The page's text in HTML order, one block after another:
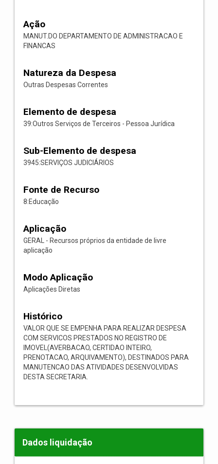
Ação
MANUT.DO DEPARTAMENTO DE ADMINISTRACAO E
FINANCAS
Natureza da Despesa
Outras Despesas Correntes
Elemento de despesa
39:Outros Serviços de Terceiros - Pessoa Jurídica
Sub-Elemento de despesa
3945:SERVIÇOS JUDICIÁRIOS
Fonte de Recurso
8:Educação
Aplicação
GERAL - Recursos próprios da entidade de livre
aplicação
Modo Aplicação
Aplicações Diretas
Histórico
VALOR QUE SE EMPENHA PARA REALIZAR DESPESA
COM SERVICOS PRESTADOS NO REGISTRO DE
IMOVEL(AVERBACAO, CERTIDAO INTEIRO,
PRENOTACAO, ARQUIVAMENTO), DESTINADOS PARA
MANUTENCAO DAS ATIVIDADES DESENVOLVIDAS
DESTA SECRETARIA.
Dados liquidação